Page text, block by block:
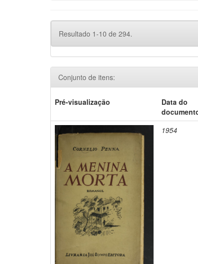
Resultado 1-10 de 294.
Conjunto de itens:
Pré-visualização
Data do
1954